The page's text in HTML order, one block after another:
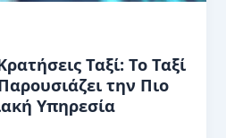
Ταξί: Το Ταξί
την Πιο
Υπηρεσία